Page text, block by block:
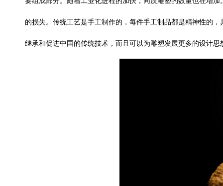
的损失。传统工艺是手工制作的，每件手工制品都是精神性的
继承和促进中国的传统技术，而且可以为雕塑发展更多的设计思